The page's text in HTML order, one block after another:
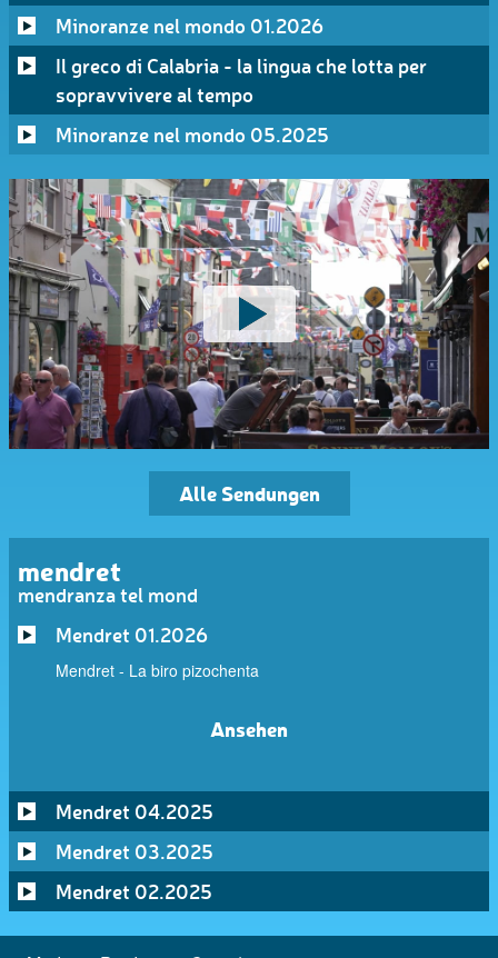
Minoranze nel mondo 01.2026
Il greco di Calabria - la lingua che lotta per
sopravvivere al tempo
Minoranze nel mondo 05.2025
Alle Sendungen
mendret
mendranza tel mond
Mendret 01.2026
Mendret - La biro pizochenta
Ansehen
Mendret 04.2025
Mendret 03.2025
Mendret 02.2025